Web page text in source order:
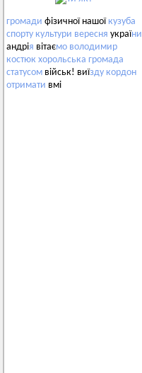
громади фізичної нашої кузуба
спорту культури вересня україни
андрія вітаємо володимир
костюк хорольська громада
статусом військ! виїзду кордон
отримати вмі